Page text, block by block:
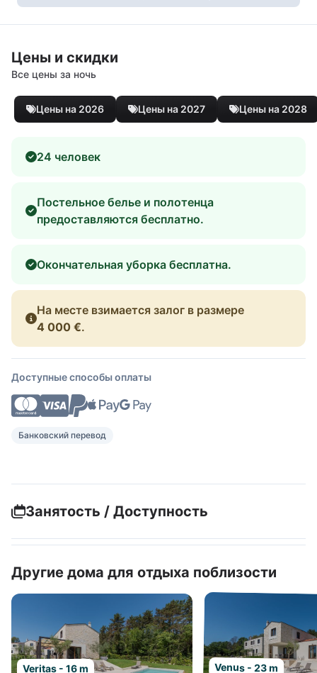
Цены и скидки
Все цены за ночь
Цены на 2026 Цены на 2027 Цены на 2028
24 человек
Постельное белье и полотенца
предоставляются бесплатно.
Окончательная уборка бесплатна.
На месте взимается залог в размере
4 000 €.
Доступные способы оплаты
Банковский перевод
Занятость / Доступность
Другие дома для отдыха поблизости
Veritas - 16 m Venus - 23 m